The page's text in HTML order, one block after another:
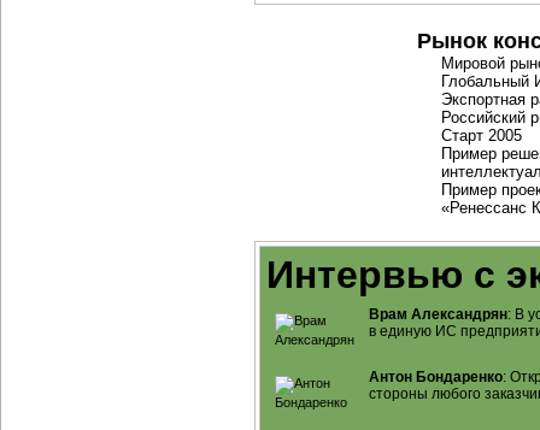
Рынок
Мировой
Глобальный
Экспортная
Российский
Старт 2005
Пример
Пример
«Ренессанс
Интервью с
Врам Александрян: В
в единую ИС
Антон Бондаренко:
стороны любого